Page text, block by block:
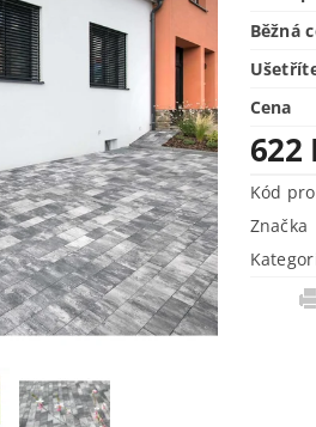
Běžná
Cena
622
Kód
Značka